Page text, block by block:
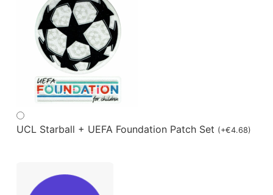
UCL Starball + UEFA Foundation Patch Set (+€4.68)